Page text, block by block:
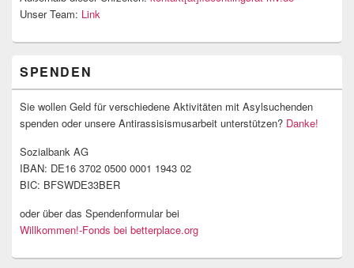
Unser Team: Link
SPENDEN
Sie wollen Geld für verschiedene Aktivitäten mit Asylsuchenden
spenden oder unsere Antirassisismusarbeit unterstützen? Danke!
Sozialbank AG
IBAN: DE16 3702 0500 0001 1943 02
BIC: BFSWDE33BER
oder über das Spendenformular bei
Willkommen!-Fonds bei betterplace.org